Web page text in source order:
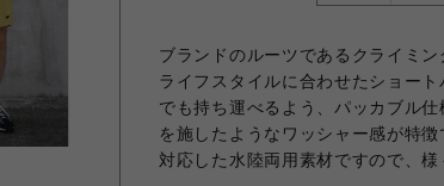
ブランドのルーツであるクライミ
ライフスタイルに合わせたショー
でも持ち運べるよう、パッカブル
を施したようなワッシャー感が特
対応した水陸両用素材ですので、様